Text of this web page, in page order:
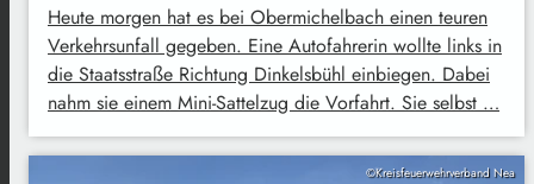
Heute morgen hat es bei Obermichelbach einen teuren
Verkehrsunfall gegeben. Eine Autofahrerin wollte links in
die Staatsstraße Richtung Dinkelsbühl einbiegen. Dabei
nahm sie einem Mini-Sattelzug die Vorfahrt. Sie selbst …
©Kreisfeuerwehrverband Nea